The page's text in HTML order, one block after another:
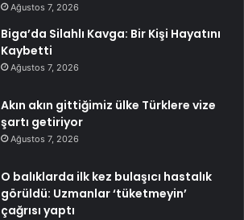
Ağustos 7, 2026
Biga’da Silahlı Kavga: Bir Kişi Hayatını
Kaybetti
Ağustos 7, 2026
Akın akın gittiğimiz ülke Türklere vize
şartı getiriyor
Ağustos 7, 2026
O balıklarda ilk kez bulaşıcı hastalık
görüldü: Uzmanlar ‘tüketmeyin’
çağrısı yaptı